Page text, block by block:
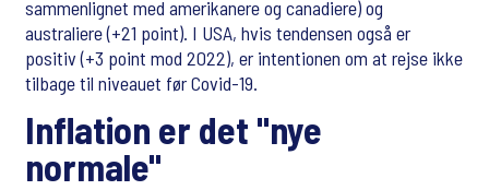
sammenlignet med amerikanere og canadiere) og
australiere (+21 point). I USA, hvis tendensen også er
positiv (+3 point mod 2022), er intentionen om at rejse ikke
tilbage til niveauet før Covid-19.
Inflation er det "nye
normale"